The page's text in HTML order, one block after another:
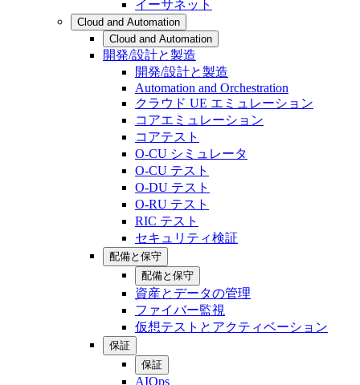
イーサネット
Cloud and Automation
Cloud and Automation
開発/設計と製造
開発/設計と製造
Automation and Orchestration
クラウド UE エミュレーション
コアエミュレーション
コアテスト
O-CU シミュレータ
O-CU テスト
O-DU テスト
O-RU テスト
RIC テスト
セキュリティ検証
配備と保守
配備と保守
資産とデータの管理
ファイバー監視
仮想テストとアクティベーション
保証
保証
AIOps